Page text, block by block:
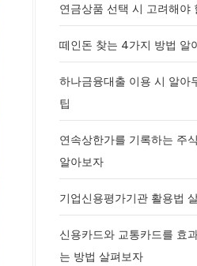
연금상품 선택 시 고려해야
떼인돈 찾는 4가지 방법 알
하나금융대출 이용 시 알아
팁
연속상한가를 기록하는 주
알아보자
기업신용평가기관 활용법
신용카드와 교통카드를 효
는 방법 살펴보자